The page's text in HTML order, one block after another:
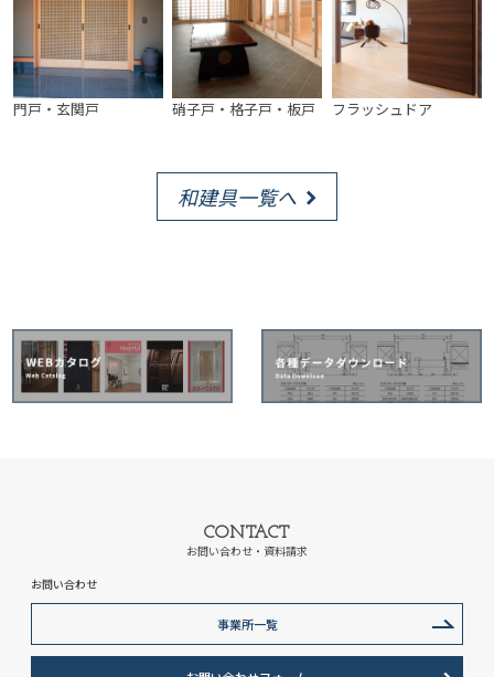
門戸・玄関戸 硝子戸・格子戸・板戸 フラッシュドア
和建具一覧へ
CONTACT
お問い合わせ・資料請求
お問い合わせ
事業所一覧